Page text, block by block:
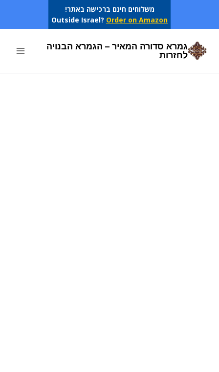
משלוחים חינם ברכישה באתר!
Outside Israel? Order on Amazon
גמרא סדורה המאיר – הגמרא הבנויה
לחזרות